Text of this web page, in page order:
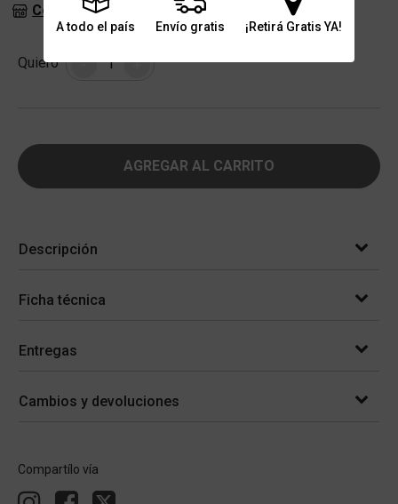
A todo el país Envío gratis ¡Retirá Gratis YA!
Consultar stock en sucursales
Quiero -
Cantidad +
AGREGAR AL CARRITO
Descripción
Ficha técnica
Entregas
Cambios y devoluciones
Compartílo vía